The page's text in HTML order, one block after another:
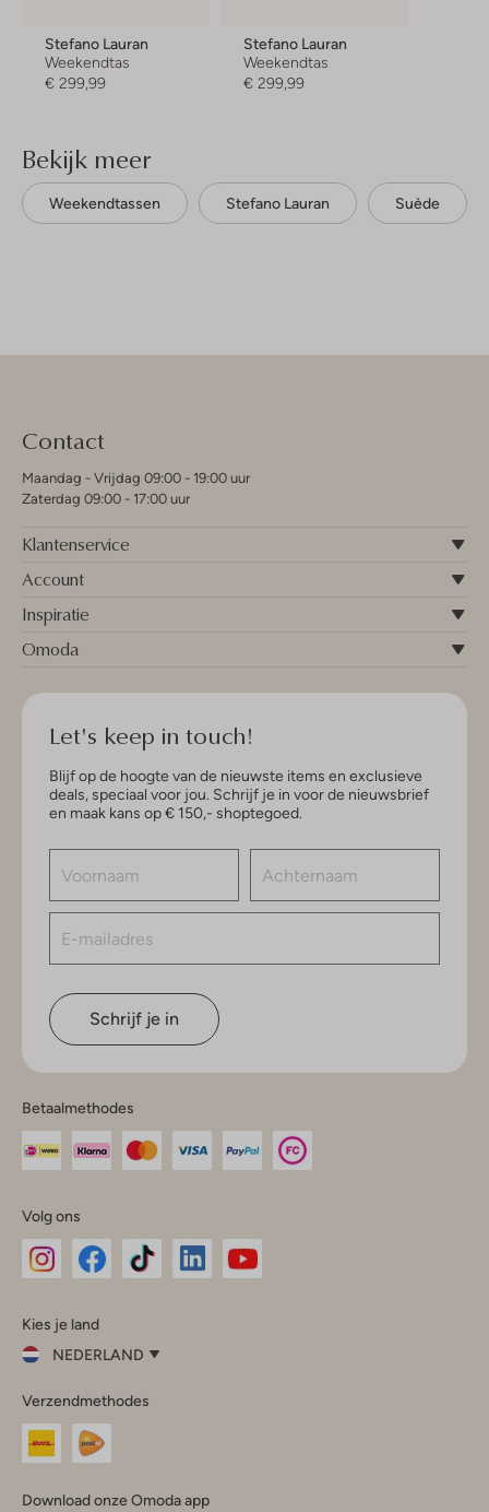
Stefano Lauran
Weekendtas
€ 299,99
Stefano Lauran
Weekendtas
€ 299,99
Bekijk meer
Weekendtassen Stefano Lauran Suède
Contact
Maandag - Vrijdag 09:00 - 19:00 uur
Zaterdag 09:00 - 17:00 uur
Klantenservice
Account
Inspiratie
Omoda
Let's keep in touch!
Blijf op de hoogte van de nieuwste items en exclusieve
deals, speciaal voor jou. Schrijf je in voor de nieuwsbrief
en maak kans op € 150,- shoptegoed.
Schrijf je in
Betaalmethodes
Volg ons
InstagramFacebook
Kies je land
NEDERLAND
je
land
Nederland
Verzendmethodes
Download onze Omoda app